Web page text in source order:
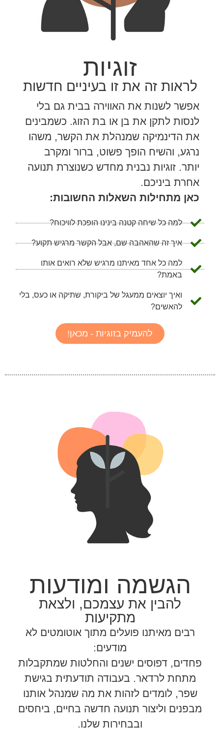
זוגיות
לראות זה את זו בעיניים חדשות
אפשר לשנות את האווירה בבית גם בלי
לנסות לתקן את בן או בת הזוג. כשמבינים
את הדינמיקה שמנהלת את הקשר, משהו
נרגע, והשיח הופך פשוט, ברור ומקרב
יותר. זוגיות נבנית מחדש כשנוצרת תנועה
אחרת ביניכם.
כאן מתחילות השאלות החשובות:
למה כל שיחה קטנה בינינו הופכת לוויכוח?
איך זה שהאהבה שם, אבל הקשר מרגיש תקוע?
למה כל אחד מאיתנו מרגיש שלא רואים אותו
באמת?
ואיך יוצאים ממעגל של ביקורת, שתיקה או כעס, בלי
להאשים?
להעמיק בזוגיות - מכאן!
הגשמה ומודעות
להבין את עצמכם, ולצאת
מתקיעות
רבים מאיתנו פועלים מתוך אוטומטים לא
מודעים:
פחדים, דפוסים ישנים והחלטות שמתקבלות
מתחת לרדאר. בעבודה תודעתית בגישת
שפר, לומדים לזהות את מה שמנהל אותנו
מבפנים וליצור תנועה חדשה בחיים, ביחסים
ובבחירות שלנו.